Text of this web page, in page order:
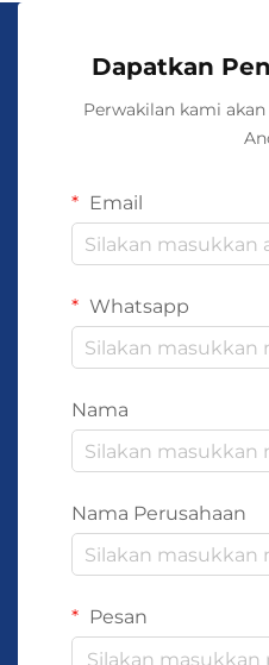
Dapatkan
Perwakilan kami
Email
Whatsapp
Nama
Nama Perusahaan
Pesan